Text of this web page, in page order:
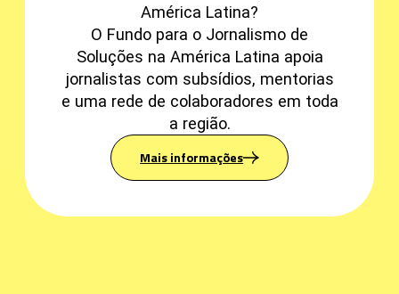
América Latina?
O Fundo para o Jornalismo de
Soluções na América Latina apoia
jornalistas com subsídios, mentorias
e uma rede de colaboradores em toda
a região.
Mais informações